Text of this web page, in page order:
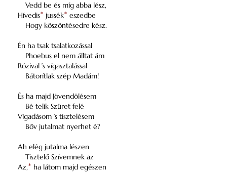
Vedd be és míg abba lész,
Hívedis* jussék* eszedbe
Hogy köszöntésedre kész.
Én ha tsak tsalatkozással
Phoebus el nem álltat ám
Rózival ’s vígasztalással
Bátorítlak szép Madám!
És ha majd Jövendölésem
Bé telik Szüret felé
Vígadásom ’s tisztelésem
Bőv jutalmat nyerhet é?
Ah elég jutalma lészen
Tisztelő Szívemnek az
Az,* ha látom majd egészen